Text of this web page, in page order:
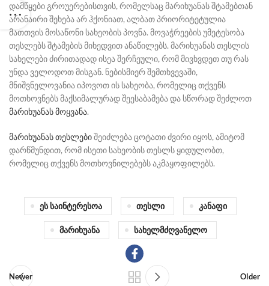
დამწყები გროუერებისთვის, რომელსაც მარიხუანას შტამებთან
არანაირი შეხება არ ჰქონიათ, ალბათ პრიორიტეტულია
მათთვის მოსაწონი სახეობის პოვნა. მოვაჭრეების უმეტესობა
თესლებს შტამების მიხედვით ანაწილებს. მარიხუანას თესლის
სახელები ძირითადად ისეა შერჩეული, რომ მივხვდეთ თუ რას
უნდა ველოდოთ მისგან. ნებისმიერ შემთხვევაში,
მნიშვნელოვანია იპოვოთ ის სახეობა, რომელიც თქვენს
მოთხოვნებს მაქსიმალურად შეესაბამება და სწორად შეძლოთ
მარიხუანას მოყვანა.
მარიხუანას თესლებიშეიძლება ცოტათი ძვირი იყოს, ამიტომ
დარწმუნდით, რომ ისეთი სახეობის თესლს ყიდულობთ,
რომელიც თქვენს მოთხოვნილებებს აკმაყოფილებს.
Ეს Საინტერესოა Თესლი Კანაფი
Მარიხუანა Სახელმძღვანელო
Newer Older